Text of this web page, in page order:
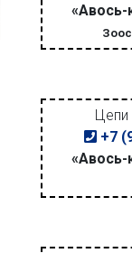
«Авось-
Цепи
+7
«Авось-